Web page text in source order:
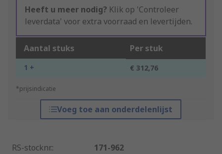
Heeft u meer nodig? Klik op 'Controleer
leverdata' voor extra voorraad en levertijden.
Aantal stuks Per stuk
1 + € 312,76
*prijsindicatie
Voeg toe aan onderdelenlijst
RS-stocknr.:
171-962